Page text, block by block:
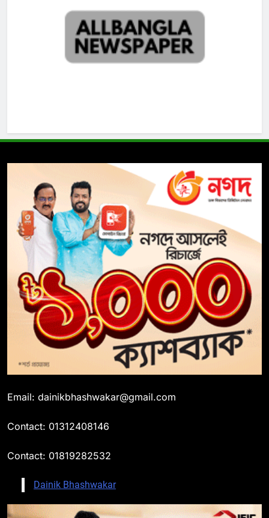
Email: dainikbhashwakar@gmail.com
Contact: 01312408146
Contact: 01819282532
Dainik Bhashwakar